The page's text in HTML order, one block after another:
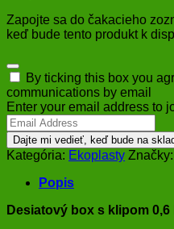
Zapojte sa do čakacieho
keď bude tento produkt k
Dismiss
notification
By ticking this box you
communications by email
Enter your email address to
Dajte mi vedieť, keď bude na
Kategória: Ekoplasty Značky:
Popis
Desiatový box s klipom